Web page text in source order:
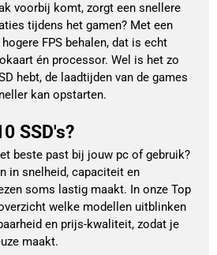
voorbij komt, zorgt een snellere
tijdens het gamen? Met een
FPS behalen, dat is echt
én processor. Wel is het zo
hebt, de laadtijden van de games
kan opstarten.
SSD's?
beste past bij jouw pc of gebruik?
in snelheid, capaciteit en
soms lastig maakt. In onze Top
welke modellen uitblinken
en prijs-kwaliteit, zodat je
maakt.